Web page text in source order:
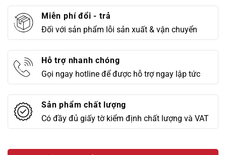
Miễn phí đổi - trả
Đối với sản phẩm lỗi sản xuất & vận chuyển
Hỗ trợ nhanh chóng
Gọi ngay hotline để được hỗ trợ ngay lập tức
Sản phẩm chất lượng
Có đầy đủ giấy tờ kiểm định chất lượng và VAT